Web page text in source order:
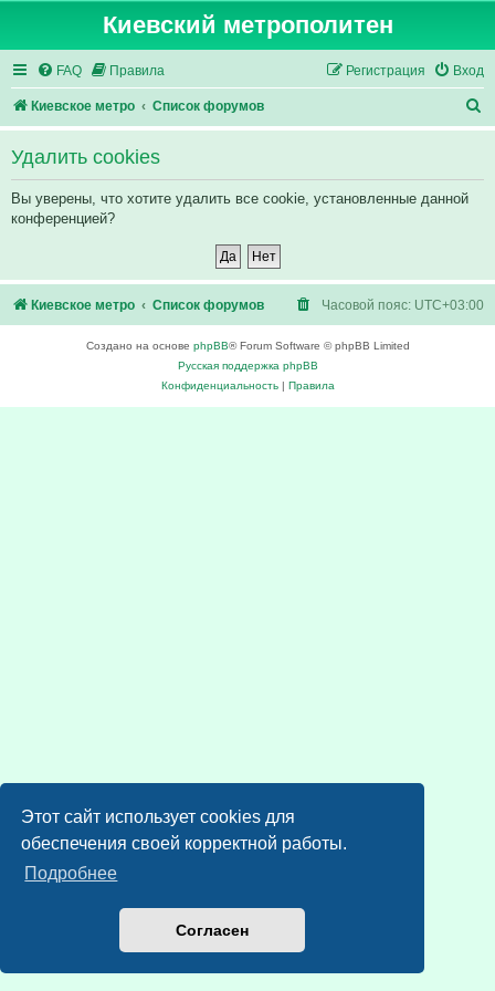
Этот сайт использует cookies для
обеспечения своей корректной работы.
Подробнее
Согласен
Киевский метрополитен
FAQ Правила Вход
Регистрация
Киевское метро Список форумов
о
Удалить cookies
Вы уверены, что хотите удалить все cookie, установленные данной
конференцией?
Киевское метро Список форумов Часовой пояс: UTC+03:00
Создано на основе phpBB® Forum Software © phpBB Limited
Русская поддержка phpBB
Конфиденциальность| Правила